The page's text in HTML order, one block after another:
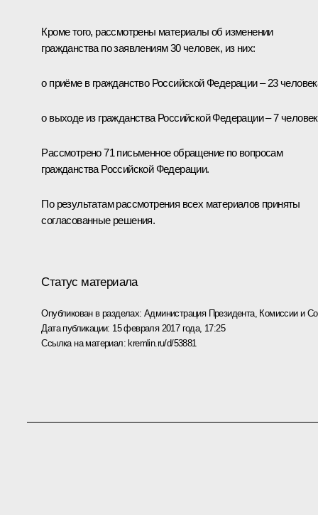
Кроме того, рассмотрены материалы об изменении
гражданства по заявлениям 30 человек, из них:
о приёме в гражданство Российской Федерации – 23
о выходе из гражданства Российской Федерации – 7
Рассмотрено 71 письменное обращение по вопросам
гражданства Российской Федерации.
По результатам рассмотрения всех материалов приняты
согласованные решения.
Статус материала
Опубликован в разделах: Администрация Президента, Комиссии и
Дата публикации: 15 февраля 2017 года, 17:25
Ссылка на материал: kremlin.ru/d/53881